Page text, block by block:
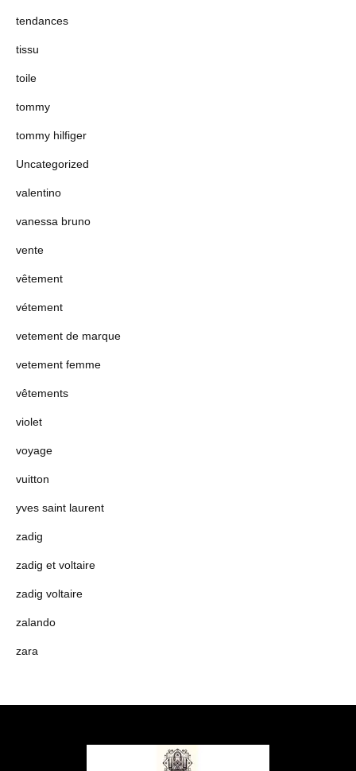
tendances
tissu
toile
tommy
tommy hilfiger
Uncategorized
valentino
vanessa bruno
vente
vêtement
vétement
vetement de marque
vetement femme
vêtements
violet
voyage
vuitton
yves saint laurent
zadig
zadig et voltaire
zadig voltaire
zalando
zara